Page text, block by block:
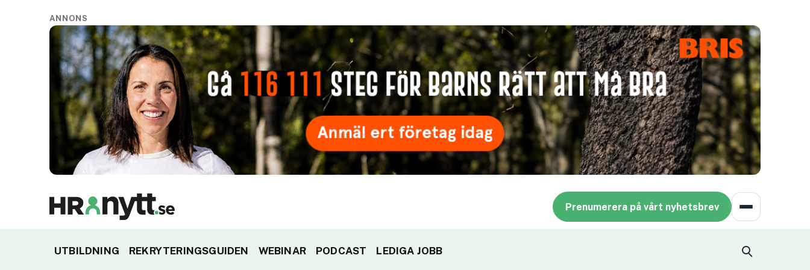
ANNONS
Prenumerera på vårt nyhetsbrev
UTBILDNING REKRYTERINGSGUIDEN WEBINAR PODCAST LEDIGA JOBB